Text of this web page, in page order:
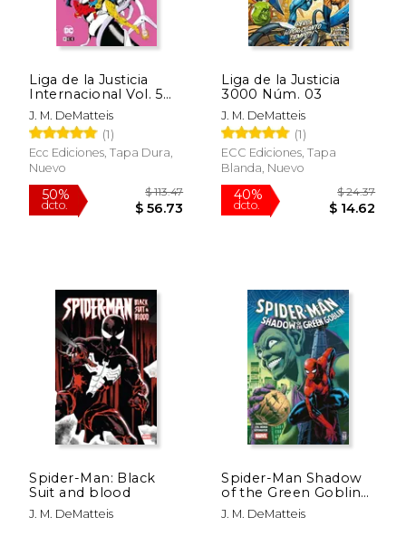
Liga de la Justicia
Internacional Vol. 5
de 8: El Vector
Extremista
J. M. DeMatteis
(1)
Ecc Ediciones, Tapa Dura,
Nuevo
Liga de la Justicia
3000 Núm. 03
J. M. DeMatteis
(1)
ECC Ediciones, Tapa
Blanda, Nuevo
Spider-Man: Black
Suit and blood
J. M. DeMatteis
Spider-Man Shadow
of the Green Goblin
(Marvel Retropick)
J. M. DeMatteis